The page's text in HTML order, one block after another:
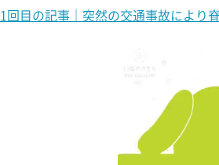
1回目の記事｜突然の交通事故により